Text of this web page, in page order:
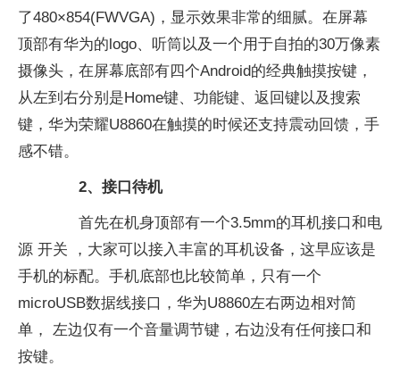
了480×854(FWVGA)，显示效果非常的细腻。在屏幕
顶部有华为的logo、听筒以及一个用于自拍的30万像素
摄像头，在屏幕底部有四个Android的经典触摸按键，
从左到右分别是Home键、功能键、返回键以及搜索
键，华为荣耀U8860在触摸的时候还支持震动回馈，手
感不错。
2、接口待机
首先在机身顶部有一个3.5mm的耳机接口和电
源 开关 ，大家可以接入丰富的耳机设备，这早应该是
手机的标配。手机底部也比较简单，只有一个
microUSB数据线接口，华为U8860左右两边相对简
单， 左边仅有一个音量调节键，右边没有任何接口和
按键。